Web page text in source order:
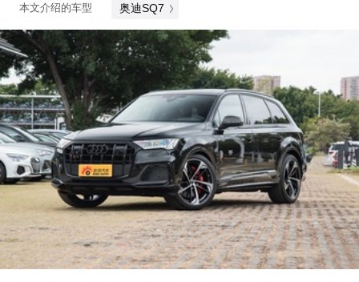
本文介绍的车型 奥迪SQ7